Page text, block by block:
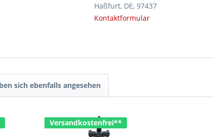
Haßfurt, DE, 97437
Kontaktformular
sich ebenfalls angesehen
Versandkostenfrei**